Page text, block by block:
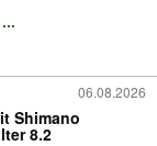
...
06.08.2026
Shimano
8.2